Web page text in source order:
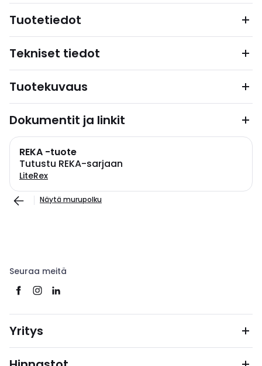
Tuotetiedot
Tekniset tiedot
Tuotekuvaus
Dokumentit ja linkit
REKA -tuote
Tutustu REKA-sarjaan
LiteRex
Näytä murupolku
Seuraa meitä
Yritys